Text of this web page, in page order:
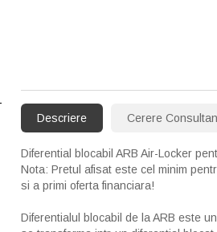
Descriere Cerere
Diferential blocabil ARB Air-Locker
Nota: Pretul afisat este cel minim
si a primi oferta financiara!
Diferentialul blocabil de la ARB este